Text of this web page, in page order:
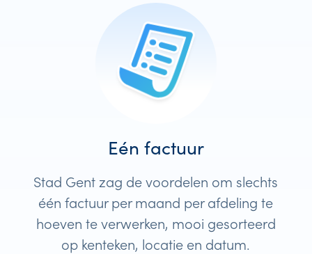
Eén factuur
Stad Gent zag de voordelen om slechts
één factuur per maand per afdeling te
hoeven te verwerken, mooi gesorteerd
op kenteken, locatie en datum.